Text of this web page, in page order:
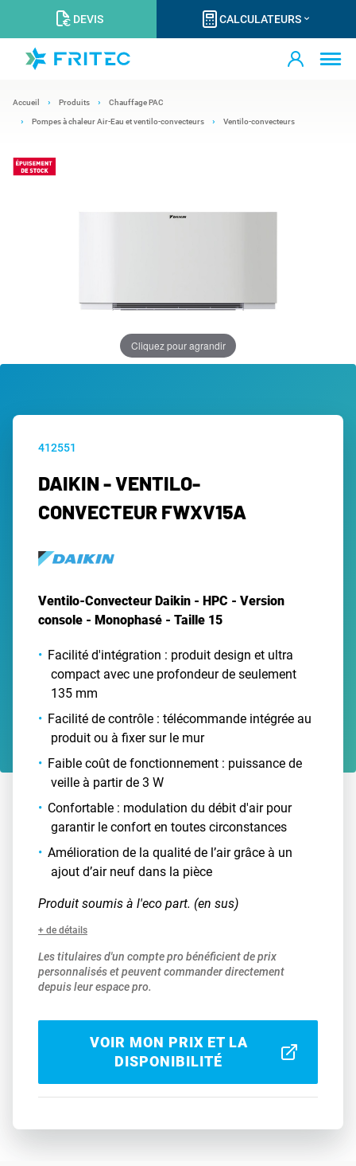
DEVIS CALCULATEURS
Accueil Produits Chauffage PAC
Pompes à chaleur Air-Eau et ventilo-convecteurs Ventilo-convecteurs
Cliquez pour agrandir
412551
DAIKIN - VENTILO-
CONVECTEUR FWXV15A
Ventilo-Convecteur Daikin - HPC - Version
console - Monophasé - Taille 15
Facilité d'intégration : produit design et ultra
compact avec une profondeur de seulement
135 mm
Facilité de contrôle : télécommande intégrée au
produit ou à fixer sur le mur
Faible coût de fonctionnement : puissance de
veille à partir de 3 W
Confortable : modulation du débit d'air pour
garantir le confort en toutes circonstances
Amélioration de la qualité de l’air grâce à un
ajout d’air neuf dans la pièce
Produit soumis à l'eco part. (en sus)
+ de détails
Les titulaires d'un compte pro bénéficient de prix
personnalisés et peuvent commander directement
depuis leur espace pro.
VOIR MON PRIX ET LA
DISPONIBILITÉ